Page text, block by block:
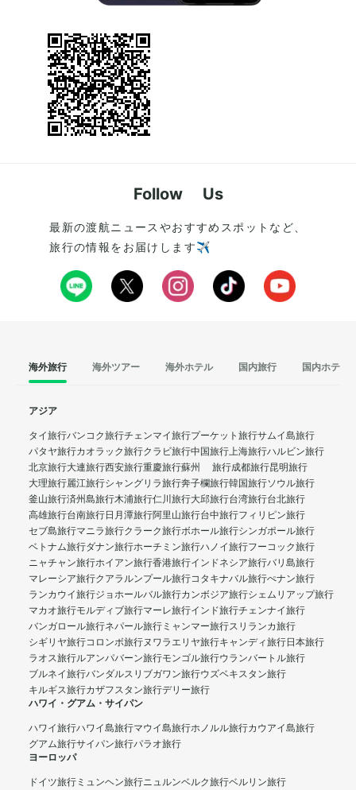
Follow Us
最新の渡航ニュースやおすすめスポットなど、
旅行の情報をお届けします✈️
海外旅行 海外ツアー 海外ホテル 国内旅行 国内ホテル
アジア
タイ旅行バンコク旅行チェンマイ旅行プーケット旅行サムイ島旅行
パタヤ旅行カオラック旅行クラビ旅行中国旅行上海旅行ハルビン旅行
北京旅行大連旅行西安旅行重慶旅行蘇州 旅行成都旅行昆明旅行
大理旅行麗江旅行シャングリラ旅行奔子欄旅行韓国旅行ソウル旅行
釜山旅行済州島旅行木浦旅行仁川旅行大邱旅行台湾旅行台北旅行
高雄旅行台南旅行日月潭旅行阿里山旅行台中旅行フィリピン旅行
セブ島旅行マニラ旅行クラーク旅行ボホール旅行シンガポール旅行
ベトナム旅行ダナン旅行ホーチミン旅行ハノイ旅行フーコック旅行
ニャチャン旅行ホイアン旅行香港旅行インドネシア旅行バリ島旅行
マレーシア旅行クアラルンプール旅行コタキナバル旅行ぺナン旅行
ランカウイ旅行ジョホールバル旅行カンボジア旅行シェムリアップ旅行
マカオ旅行モルディブ旅行マーレ旅行インド旅行チェンナイ旅行
バンガロール旅行ネパール旅行 ミャンマー旅行スリランカ旅行
シギリヤ旅行コロンボ旅行ヌワラエリヤ旅行キャンディ旅行日本旅行
ラオス旅行ルアンパバーン旅行モンゴル旅行ウランバートル旅行
ブルネイ旅行バンダルスリブガワン旅行ウズベキスタン旅行
キルギス旅行カザフスタン旅行デリー旅行
ハワイ・グアム・サイパン
ハワイ旅行ハワイ島旅行マウイ島旅行ホノルル旅行カウアイ島旅行
グアム旅行サイパン旅行パラオ旅行
ヨーロッパ
ドイツ旅行 ミュンヘン旅行ニュルンベルク旅行ベルリン旅行